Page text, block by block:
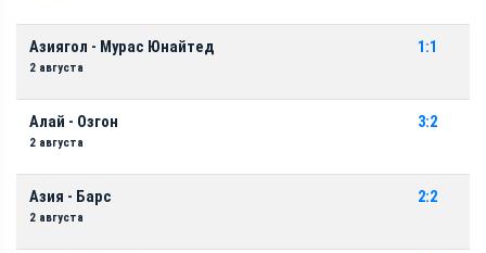
Азиягол - Мурас Юнайтед
2 августа
1:1
Алай - Озгон
2 августа
3:2
Азия - Барс
2 августа
2:2